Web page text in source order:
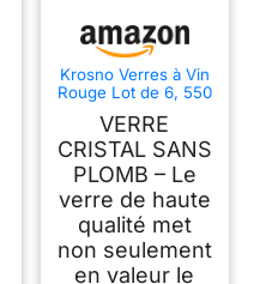
Krosno Verres à Vin
Rouge Lot de 6, 550
Collection Avant-
Garde
VERRE
CRISTAL SANS
PLOMB – Le
verre de haute
qualité met
non seulement
en valeur le